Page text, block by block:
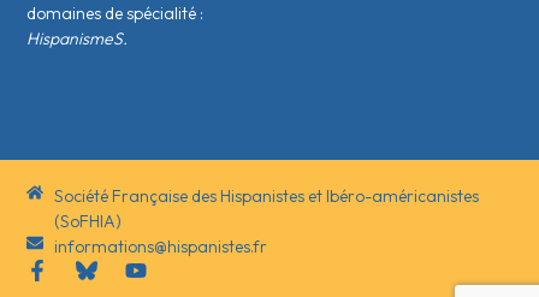
domaines de spécialité :
HispanismeS.
Société Française des Hispanistes et Ibéro-américanistes
(SoFHIA)
informations@hispanistes.fr